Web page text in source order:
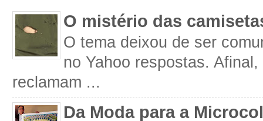
O mistério das
O tema deixou de ser
no Yahoo respostas.
reclamam ...
Da Moda para a